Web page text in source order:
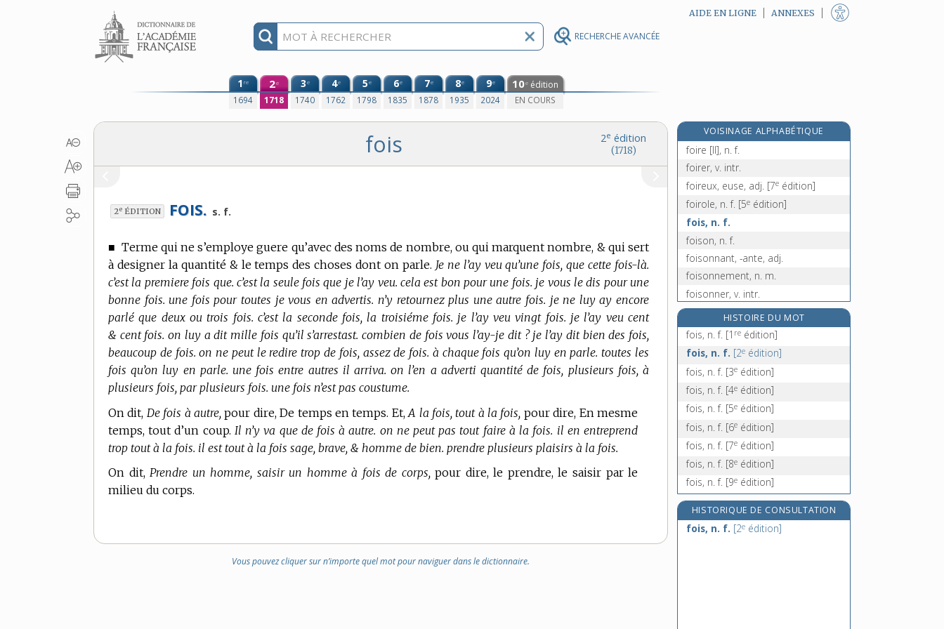
RECHERCHE AVANCÉE
Aller au contenu AIDE EN LIGNE ANNEXES
1re
1694
2e
1718
3e
1740
4e
1762
5e
1798
6e
1835
7e
1878
8e
1935
9e
2024
10e édition
EN COURS
2e édition
(1718)
fois
2e ÉDITION FOIS. s. f.
■ Terme qui ne s’employe guere qu’avec des noms de nombre, ou qui marquent nombre, & qui sert
à designer la quantité & le temps des choses dont on parle. Je ne l’ay veu qu’une fois, que cette fois-là.
c’est la premiere fois que. c’est la seule fois que je l’ay veu. cela est bon pour une fois. je vous le dis pour une
bonne fois. une fois pour toutes je vous en advertis. n’y retournez plus une autre fois. je ne luy ay encore
parlé que deux ou trois fois. c’est la seconde fois, la troisiéme fois. je l’ay veu vingt fois. je l’ay veu cent
& cent fois. on luy a dit mille fois qu’il s’arrestast. combien de fois vous l’ay-je dit ? je l’ay dit bien des fois,
beaucoup de fois. on ne peut le redire trop de fois, assez de fois. à chaque fois qu’on luy en parle. toutes les
fois qu’on luy en parle. une fois entre autres il arriva. on l’en a adverti quantité de fois, plusieurs fois, à
plusieurs fois, par plusieurs fois. une fois n’est pas coustume.
On dit, De fois à autre, pour dire, De temps en temps. Et,A la fois, tout à la fois, pour dire, En mesme
temps, tout d’un coup. Il n’y va que de fois à autre. on ne peut pas tout faire à la fois. il en entreprend
trop tout à la fois. il est tout à la fois sage, brave, & homme de bien. prendre plusieurs plaisirs à la fois.
On dit,Prendre un homme, saisir un homme à fois de corps,pour dire, le prendre, le saisir par le
milieu du corps.
Vous pouvez cliquer sur n’importe quel mot pour naviguer dans le dictionnaire.
VOISINAGE ALPHABÉTIQUE
foire [I], n. f.
foire [II], n. f.
foirer, v. intr.
foireux, euse, adj. [7e édition]
foirole, n. f. [5e édition]
fois, n. f.
foison, n. f.
foisonnant, -ante, adj.
foisonnement, n. m.
foisonner, v. intr.
fol, adj. et n.
folâtre, adj.
folâtrer, v. intr.
folâtrerie, n. f.
HISTOIRE DU MOT
fois, n. f. [1 re édition]
fois, n. f. [2e édition]
fois, n. f. [3e édition]
fois, n. f. [4e édition]
fois, n. f. [5e édition]
fois, n. f. [6e édition]
fois, n. f. [7e édition]
fois, n. f. [8e édition]
fois, n. f. [9e édition]
HISTORIQUE DE CONSULTATION
fois, n. f. [2e édition]